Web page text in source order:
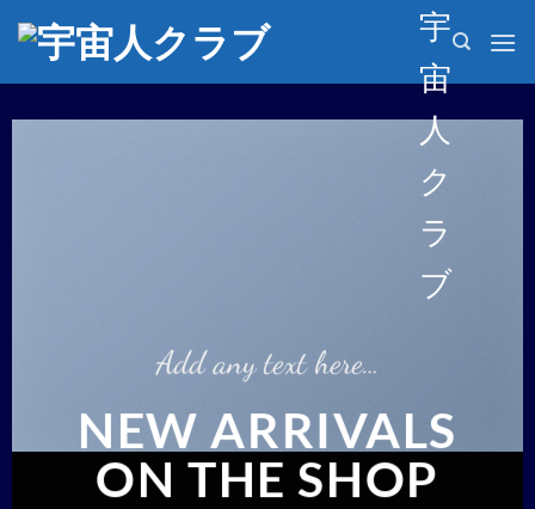
宇
宙
人
ク
ラ
ブ
Add any text here…
NEW ARRIVALS
ON THE SHOP